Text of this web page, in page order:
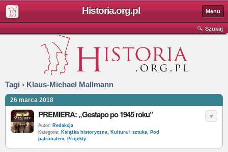
Historia.org.pl Menu
Szukaj
Tagi › Klaus-Michael Mallmann
26 marca 2018
PREMIERA: „Gestapo po 1945 roku”
Autor: Redakcja
Kategorie: Książka historyczna, Kultura i sztuka, Pod
patronatem, Projekty